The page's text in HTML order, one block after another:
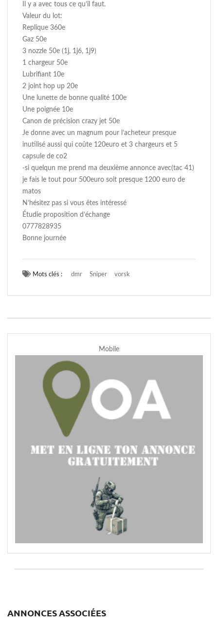
Il y a avec tous ce qu’il faut.
Valeur du lot:
Replique 360e
Gaz 50e
3 nozzle 50e (1j, 1j6, 1j9)
1 chargeur 50e
Lubrifiant 10e
2 joint hop up 20e
Une lunette de bonne qualité 100e
Une poignée 10e
Canon de précision crazy jet 50e
Je donne avec un magnum pour l’acheteur presque
inutilisé aussi qui coûte 120euro et 3 chargeurs et 5
capsule de co2
-si quelqun me prend ma deuxième annonce avec(tac 41)
je fais le tout pour 500euro soit presque 1200 euro de
matos
N’hésitez pas si vous êtes intéressé
Étudie proposition d’échange
0777828935
Bonne journée
Mots clés : dmr Sniper vorsk
Mobile
ANNONCES ASSOCIÉES